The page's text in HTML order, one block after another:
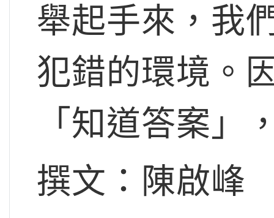
舉起手來，我
犯錯的環境。
「知道答案
撰文：陳啟峰